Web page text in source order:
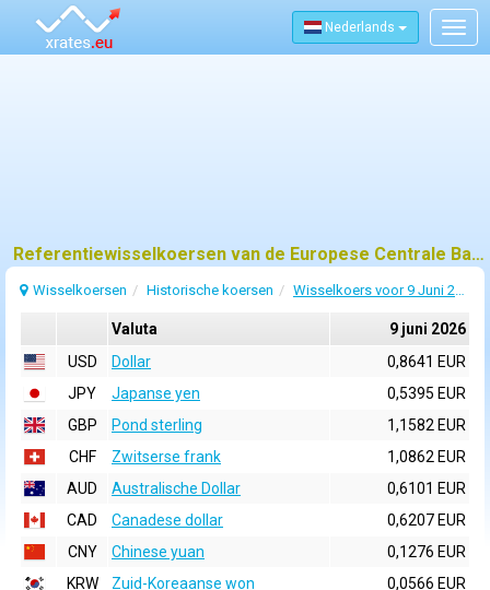
Nederlands
Referentiewisselkoersen van de Europese Centrale Bank (ECB) voor 9 juni 2026
Wisselkoersen Historische koersen Wisselkoers voor 9 Juni 2026
Valuta
9 juni 2026
USD
Dollar
0,8641 EUR
JPY
Japanse yen
0,5395 EUR
GBP
Pond sterling
1,1582 EUR
CHF
Zwitserse frank
1,0862 EUR
AUD
Australische Dollar
0,6101 EUR
CAD
Canadese dollar
0,6207 EUR
CNY
Chinese yuan
0,1276 EUR
KRW
Zuid-Koreaanse won
0,0566 EUR